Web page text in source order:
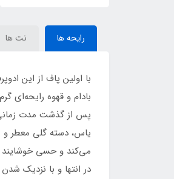
رایحه ها نت ها
با اولین پاف از این
بادام و قهوه رایحه‌ای
پس از گذشت مدت زمانی
یاس، دسته گلی معطر و
می‌کند و حسی خوشایند
در انتها و با نزدیک